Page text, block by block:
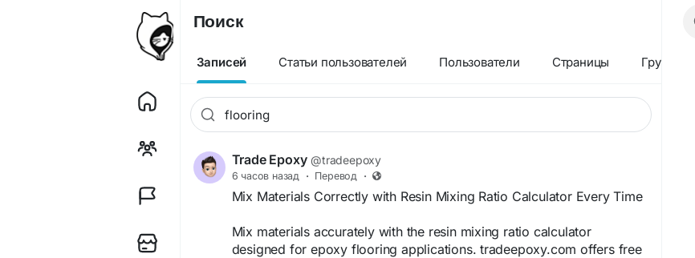
Поиск
Записей Статьи пользователей Пользователи Страницы Группы
Trade Epoxy @tradeepoxy
6 часов назад · Перевод ·
Mix Materials Correctly with Resin Mixing Ratio Calculator Every Time
Mix materials accurately with the resin mixing ratio calculator
designed for epoxy flooring applications. tradeepoxy.com offers free